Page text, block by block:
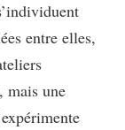
entre elles,
mais une